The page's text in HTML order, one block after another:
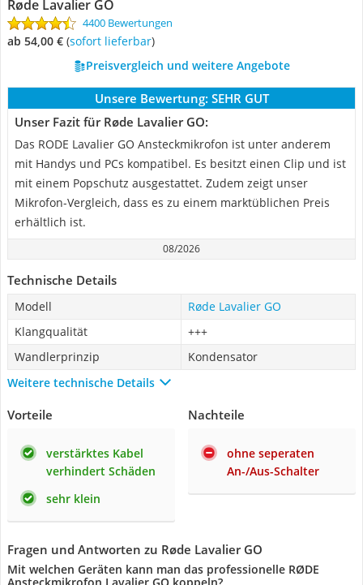
Røde Lavalier GO
4400 Bewertungen
ab 54,00 € ( Sofort lieferbar)
Preisvergleich und weitere Angebote
Unsere Bewertung: SEHR GUT
Unser Fazit für Røde Lavalier GO:
Das RODE Lavalier GO Ansteckmikrofon ist unter anderem
mit Handys und PCs kompatibel. Es besitzt einen Clip und ist
mit einem Popschutz ausgestattet. Zudem zeigt unser
Mikrofon-Vergleich, dass es zu einem marktüblichen Preis
erhältlich ist.
08/2026
Technische Details
Modell
Røde Lavalier GO
Klangqualität
+++
Wandlerprinzip
Kondensator
Weitere technische Details
Vorteile
verstärktes Kabel
verhindert Schäden
sehr klein
Nachteile
ohne seperaten
An-/Aus-Schalter
Fragen und Antworten zu Røde Lavalier GO
Mit welchen Geräten kann man das professionelle RØDE